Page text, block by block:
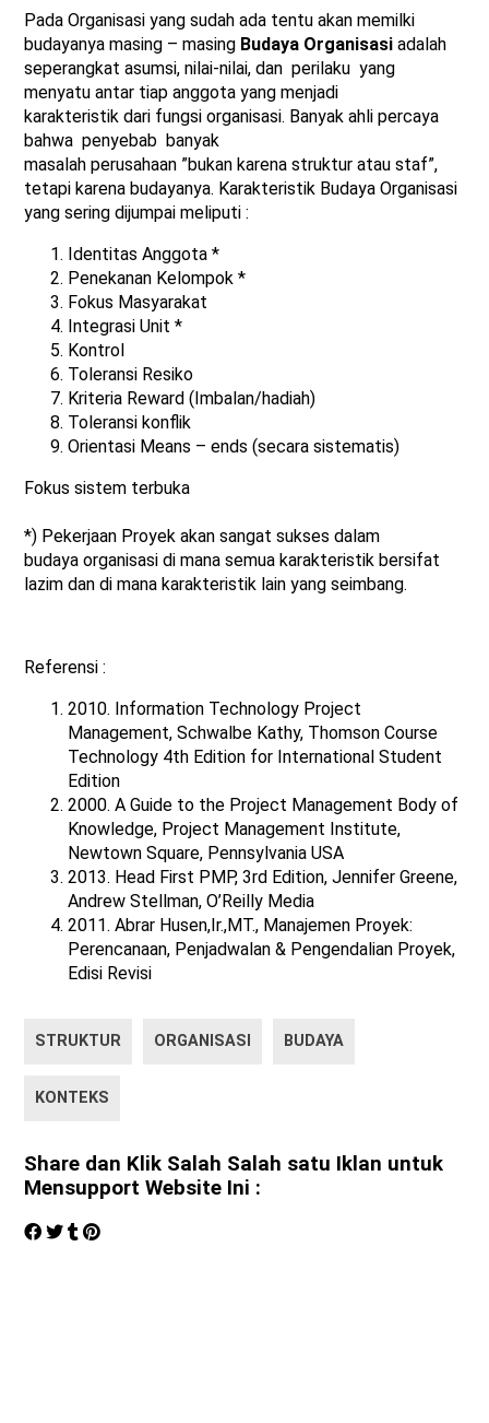
Pada Organisasi yang sudah ada tentu akan memilki
budayanya masing – masing Budaya Organisasi adalah
seperangkat asumsi, nilai-nilai, dan perilaku yang
menyatu antar tiap anggota yang menjadi
karakteristik dari fungsi organisasi. Banyak ahli percaya
bahwa penyebab banyak
masalah perusahaan ”bukan karena struktur atau staf”,
tetapi karena budayanya. Karakteristik Budaya Organisasi
yang sering dijumpai meliputi :
Identitas Anggota *
Penekanan Kelompok *
Fokus Masyarakat
Integrasi Unit *
Kontrol
Toleransi Resiko
Kriteria Reward (Imbalan/hadiah)
Toleransi konflik
Orientasi Means – ends (secara sistematis)
Fokus sistem terbuka
*) Pekerjaan Proyek akan sangat sukses dalam
budaya organisasi di mana semua karakteristik bersifat
lazim dan di mana karakteristik lain yang seimbang.
Referensi :
2010. Information Technology Project
Management, Schwalbe Kathy, Thomson Course
Technology 4th Edition for International Student
Edition
2000. A Guide to the Project Management Body of
Knowledge, Project Management Institute,
Newtown Square, Pennsylvania USA
2013. Head First PMP, 3rd Edition, Jennifer Greene,
Andrew Stellman, O’Reilly Media
2011. Abrar Husen,Ir.,MT., Manajemen Proyek:
Perencanaan, Penjadwalan & Pengendalian Proyek,
Edisi Revisi
STRUKTUR ORGANISASI BUDAYA
KONTEKS
Share dan Klik Salah Salah satu Iklan untuk
Mensupport Website Ini :